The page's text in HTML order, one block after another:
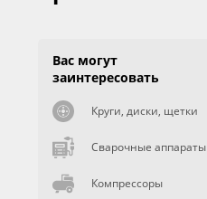
Вас могут
заинтересовать
Круги, диски, щетки
Сварочные аппараты
Компрессоры